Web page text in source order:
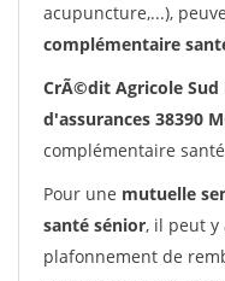
acupuncture,...),
complémentaire
CrÃ©dit Agricole Sud
d'assurances 38390
complémentaire
Pour une mutuelle
santé sénior, il peut y
plafonnement de